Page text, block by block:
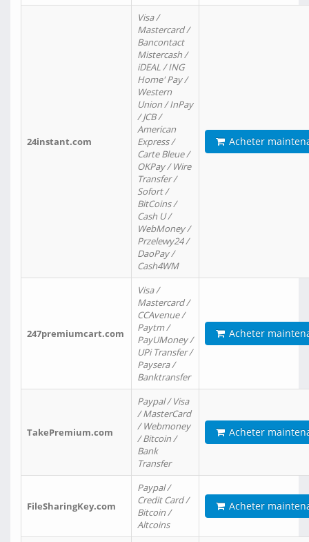
24instant.com
Visa /
Mastercard /
Bancontact
Mistercash /
iDEAL / ING
Home' Pay /
Western
Union / InPay
/ JCB /
American
Express /
Carte Bleue /
OKPay / Wire
Transfer /
Sofort /
BitCoins /
Cash U /
WebMoney /
Przelewy24 /
DaoPay /
Cash4WM
Acheter
247premiumcart.com
Visa /
Mastercard /
CCAvenue /
Paytm /
PayUMoney /
UPi Transfer /
Paysera /
Banktransfer
Acheter
TakePremium.com
Paypal / Visa
/ MasterCard
/ Webmoney
/ Bitcoin /
Bank
Transfer
Acheter
FileSharingKey.com
Paypal /
Credit Card /
Bitcoin /
Altcoins
Acheter